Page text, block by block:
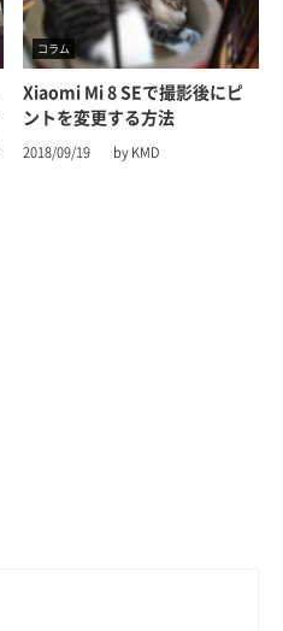
コラム
Xiaomi Mi 8 SEで撮影後にピ
ントを変更する方法
2018/09/19 by KMD